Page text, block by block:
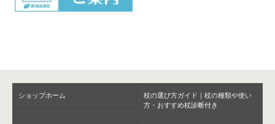
ショップホーム
杖の選び方ガイド｜杖の種類や使い
方・おすすめ杖診断付き